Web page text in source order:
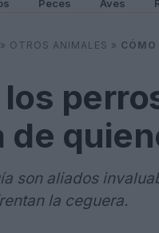
Peces Aves
» OTROS ANIMALES »
los
de
son aliados
la ceguera.